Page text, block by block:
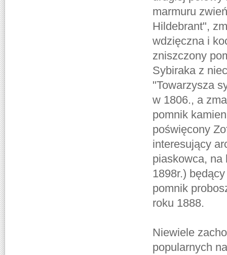
marmuru
Hildebrant",
wdzięczna i
zniszczony
Sybiraka z
"Towarzysza
w 1806., a
pomnik
poświęcony
interesujący
piaskowca, na
1898r.)
pomnik
roku 1888.
Niewiele
popularnych